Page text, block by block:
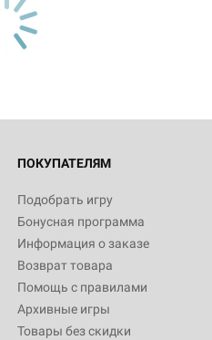
ПОКУПАТЕЛЯМ
Подобрать игру
Бонусная программа
Информация о заказе
Возврат товара
Помощь с правилами
Архивные игры
Товары без скидки